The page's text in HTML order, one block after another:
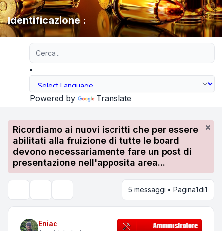
Identificazione :
Powered by Translate
Ricordiamo ai nuovi iscritti che per essere
abilitati alla fruizione di tutte le board
devono necessariamente fare un post di
presentazione nell'apposita area...
5 messaggi • Pagina1di1
Eniac